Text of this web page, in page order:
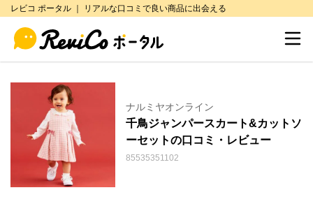
レビコ ポータル ｜ リアルな口コミで良い商品に出会える
ナルミヤオンライン
千鳥ジャンパースカート&カットソ
ーセットの口コミ・レビュー
85535351102